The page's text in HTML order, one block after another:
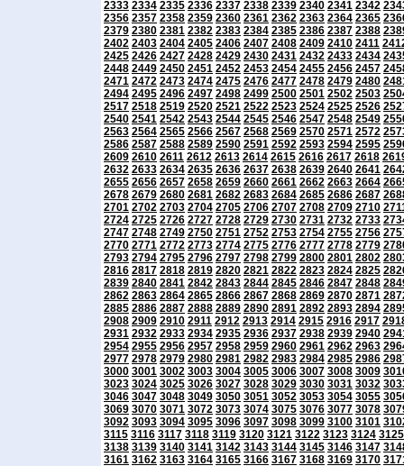
2333 2334 2335 2336 2337 2338 2339 2340 2341 2342
2356 2357 2358 2359 2360 2361 2362 2363 2364 2365
2379 2380 2381 2382 2383 2384 2385 2386 2387 2388
2402 2403 2404 2405 2406 2407 2408 2409 2410 2411
2425 2426 2427 2428 2429 2430 2431 2432 2433 2434
2448 2449 2450 2451 2452 2453 2454 2455 2456 2457
2471 2472 2473 2474 2475 2476 2477 2478 2479 2480
2494 2495 2496 2497 2498 2499 2500 2501 2502 2503
2517 2518 2519 2520 2521 2522 2523 2524 2525 2526
2540 2541 2542 2543 2544 2545 2546 2547 2548 2549
2563 2564 2565 2566 2567 2568 2569 2570 2571 2572
2586 2587 2588 2589 2590 2591 2592 2593 2594 2595
2609 2610 2611 2612 2613 2614 2615 2616 2617 2618
2632 2633 2634 2635 2636 2637 2638 2639 2640 2641
2655 2656 2657 2658 2659 2660 2661 2662 2663 2664
2678 2679 2680 2681 2682 2683 2684 2685 2686 2687
2701 2702 2703 2704 2705 2706 2707 2708 2709 2710
2724 2725 2726 2727 2728 2729 2730 2731 2732 2733
2747 2748 2749 2750 2751 2752 2753 2754 2755 2756
2770 2771 2772 2773 2774 2775 2776 2777 2778 2779
2793 2794 2795 2796 2797 2798 2799 2800 2801 2802
2816 2817 2818 2819 2820 2821 2822 2823 2824 2825
2839 2840 2841 2842 2843 2844 2845 2846 2847 2848
2862 2863 2864 2865 2866 2867 2868 2869 2870 2871
2885 2886 2887 2888 2889 2890 2891 2892 2893 2894
2908 2909 2910 2911 2912 2913 2914 2915 2916 2917
2931 2932 2933 2934 2935 2936 2937 2938 2939 2940
2954 2955 2956 2957 2958 2959 2960 2961 2962 2963
2977 2978 2979 2980 2981 2982 2983 2984 2985 2986
3000 3001 3002 3003 3004 3005 3006 3007 3008 3009
3023 3024 3025 3026 3027 3028 3029 3030 3031 3032
3046 3047 3048 3049 3050 3051 3052 3053 3054 3055
3069 3070 3071 3072 3073 3074 3075 3076 3077 3078
3092 3093 3094 3095 3096 3097 3098 3099 3100 3101
3115 3116 3117 3118 3119 3120 3121 3122 3123 3124 3125
3138 3139 3140 3141 3142 3143 3144 3145 3146 3147
3161 3162 3163 3164 3165 3166 3167 3168 3169 3170